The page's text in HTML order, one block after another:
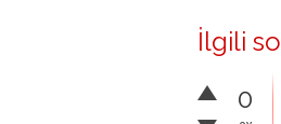
İlgili
0